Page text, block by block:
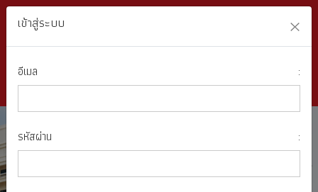
เข้าสู่ระบบ ×
อีเมล :
รหัสผ่าน :